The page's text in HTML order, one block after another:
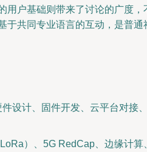
户基础则带来了讨论的广度
共同专业语言的互动，是普通
设计、固件开发、云平台对
）、5G RedCap、边缘计